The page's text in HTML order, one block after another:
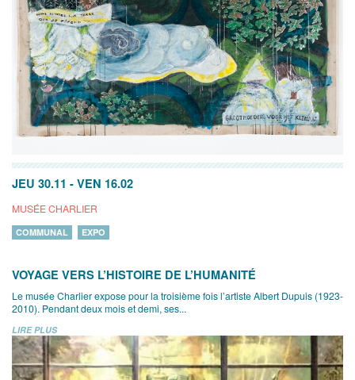
JEU 30.11 - VEN 16.02
MUSÉE CHARLIER
COMMUNAL EXPO
VOYAGE VERS L’HISTOIRE DE L’HUMANITÉ
Le musée Charlier expose pour la troisième fois l’artiste Albert Dupuis (1923-
2010). Pendant deux mois et demi, ses...
LIRE PLUS